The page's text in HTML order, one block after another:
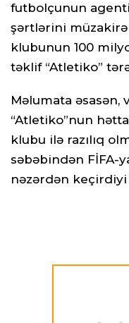
futbolçunun
şərtlərini
klubunun 100
təklif “Atletiko”
Məlumata əsasən,
“Atletiko”nun
klubu ilə razılıq
səbəbindən FİFA-
nəzərdən